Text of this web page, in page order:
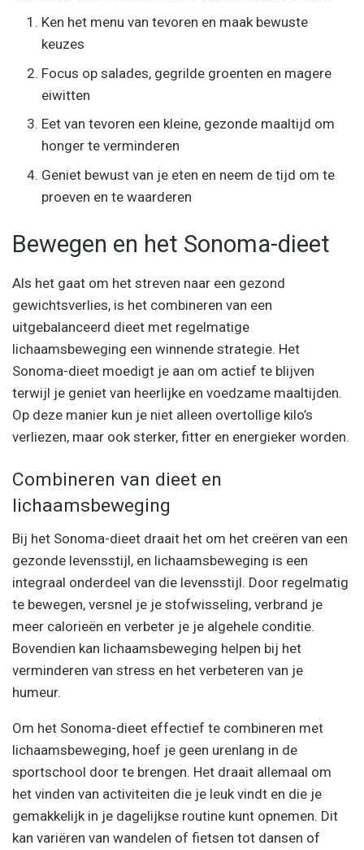
Ken het menu van tevoren en maak bewuste
keuzes
Focus op salades, gegrilde groenten en magere
eiwitten
Eet van tevoren een kleine, gezonde maaltijd om
honger te verminderen
Geniet bewust van je eten en neem de tijd om te
proeven en te waarderen
Bewegen en het Sonoma-dieet
Als het gaat om het streven naar een gezond
gewichtsverlies, is het combineren van een
uitgebalanceerd dieet met regelmatige
lichaamsbeweging een winnende strategie. Het
Sonoma-dieet moedigt je aan om actief te blijven
terwijl je geniet van heerlijke en voedzame maaltijden.
Op deze manier kun je niet alleen overtollige kilo’s
verliezen, maar ook sterker, fitter en energieker worden.
Combineren van dieet en
lichaamsbeweging
Bij het Sonoma-dieet draait het om het creëren van een
gezonde levensstijl, en lichaamsbeweging is een
integraal onderdeel van die levensstijl. Door regelmatig
te bewegen, versnel je je stofwisseling, verbrand je
meer calorieën en verbeter je je algehele conditie.
Bovendien kan lichaamsbeweging helpen bij het
verminderen van stress en het verbeteren van je
humeur.
Om het Sonoma-dieet effectief te combineren met
lichaamsbeweging, hoef je geen urenlang in de
sportschool door te brengen. Het draait allemaal om
het vinden van activiteiten die je leuk vindt en die je
gemakkelijk in je dagelijkse routine kunt opnemen. Dit
kan variëren van wandelen of fietsen tot dansen of